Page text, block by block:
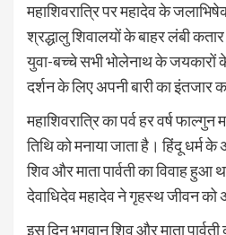
महाशिवरात्रि पर महादेव के
श्रद्धालु शिवालयों के बाहर लंबी
युवा-बच्चे सभी भोलेनाथ के जयकारों
दर्शन के लिए अपनी बारी का इंतजार
महाशिवरात्रि का पर्व हर वर्ष
तिथि को मनाया जाता है। हिंदू धर्म
शिव और माता पार्वती का विवाह हुआ
देवाधिदेव महादेव ने गृहस्थ जीवन को
इस दिन भगवान शिव और माता